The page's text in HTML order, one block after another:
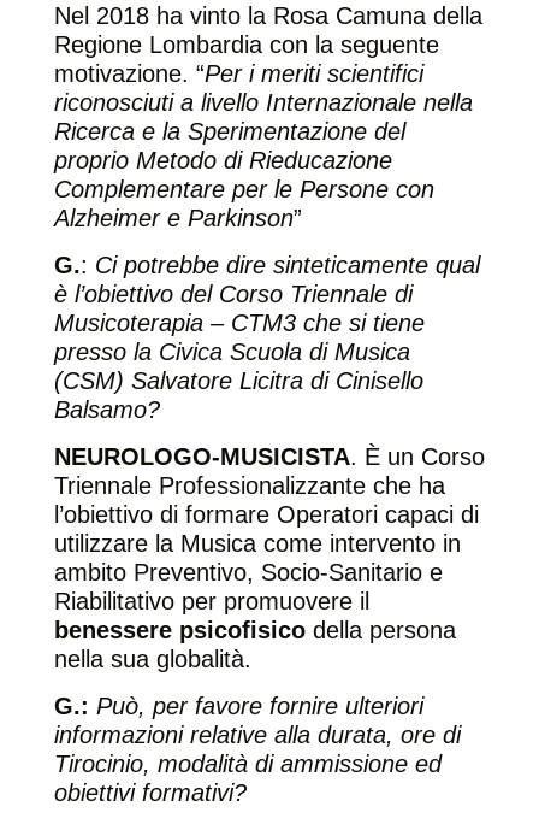
Nel 2018 ha vinto la Rosa Camuna della
Regione Lombardia con la seguente
motivazione. “Per i meriti scientifici
riconosciuti a livello Internazionale nella
Ricerca e la Sperimentazione del
proprio Metodo di Rieducazione
Complementare per le Persone con
Alzheimer e Parkinson”
G.: Ci potrebbe dire sinteticamente qual
è l’obiettivo del Corso Triennale di
Musicoterapia – CTM3 che si tiene
presso la Civica Scuola di Musica
(CSM) Salvatore Licitra di Cinisello
Balsamo?
NEUROLOGO-MUSICISTA. È un Corso
Triennale Professionalizzante che ha
l’obiettivo di formare Operatori capaci di
utilizzare la Musica come intervento in
ambito Preventivo, Socio-Sanitario e
Riabilitativo per promuovere il
benessere psicofisicodella persona
nella sua globalità.
G.: Può, per favore fornire ulteriori
informazioni relative alla durata, ore di
Tirocinio, modalità di ammissione ed
obiettivi formativi?